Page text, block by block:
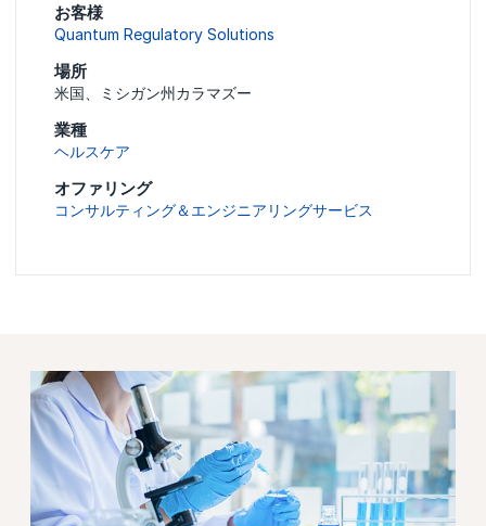
お客様
Quantum Regulatory Solutions
場所
米国、ミシガン州カラマズー
業種
ヘルスケア
オファリング
コンサルティング＆エンジニアリングサービス